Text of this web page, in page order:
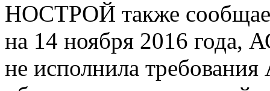
НОСТРОЙ также
на 14 ноября 2016
не исполнила